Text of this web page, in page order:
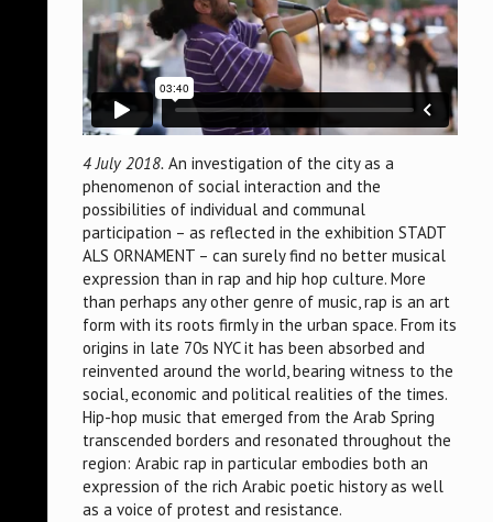
4 July 2018. An investigation of the city as a
phenomenon of social interaction and the
possibilities of individual and communal
participation – as reflected in the exhibition STADT
ALS ORNAMENT – can surely find no better musical
expression than in rap and hip hop culture. More
than perhaps any other genre of music, rap is an art
form with its roots firmly in the urban space. From its
origins in late 70s NYC it has been absorbed and
reinvented around the world, bearing witness to the
social, economic and political realities of the times.
Hip-hop music that emerged from the Arab Spring
transcended borders and resonated throughout the
region: Arabic rap in particular embodies both an
expression of the rich Arabic poetic history as well
as a voice of protest and resistance.